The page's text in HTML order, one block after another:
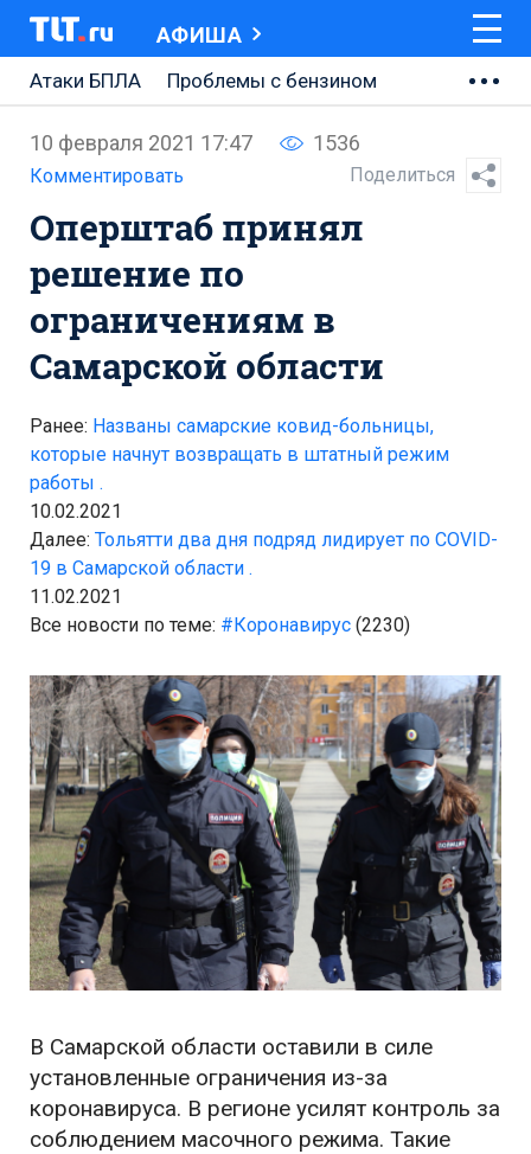
АФИША
Атаки БПЛА
Проблемы с бензином
АВТОВАЗ
Ремонт Центральной площади
Ремонт Обводного шоссе
Набережная Тольятти
Неделя Тольятти
10 февраля 2021 17:47 1536
Комментировать Поделиться
Оперштаб принял
решение по
ограничениям в
Самарской области
Ранее: Названы самарские ковид-больницы,
которые начнут возвращать в штатный режим
работы .
10.02.2021
Далее: Тольятти два дня подряд лидирует по COVID-
19 в Самарской области .
11.02.2021
Все новости по теме: #Коронавирус (2230)
В Самарской области оставили в силе
установленные ограничения из-за
коронавируса. В регионе усилят контроль за
соблюдением масочного режима. Такие